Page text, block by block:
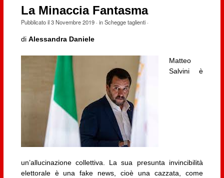
La Minaccia Fantasma
Pubblicato il3 Novembre 2019· inSchegge taglienti·
di Alessandra Daniele
Matteo
Salvini è
un’allucinazione collettiva. La sua presunta invincibilità
elettorale è una fake news, cioè una cazzata, come